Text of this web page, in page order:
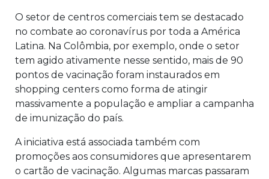
O setor de centros comerciais tem se destacado
no combate ao coronavírus por toda a América
Latina. Na Colômbia, por exemplo, onde o setor
tem agido ativamente nesse sentido, mais de 90
pontos de vacinação foram instaurados em
shopping centers como forma de atingir
massivamente a população e ampliar a campanha
de imunização do país.
A iniciativa está associada também com
promoções aos consumidores que apresentarem
o cartão de vacinação. Algumas marcas passaram